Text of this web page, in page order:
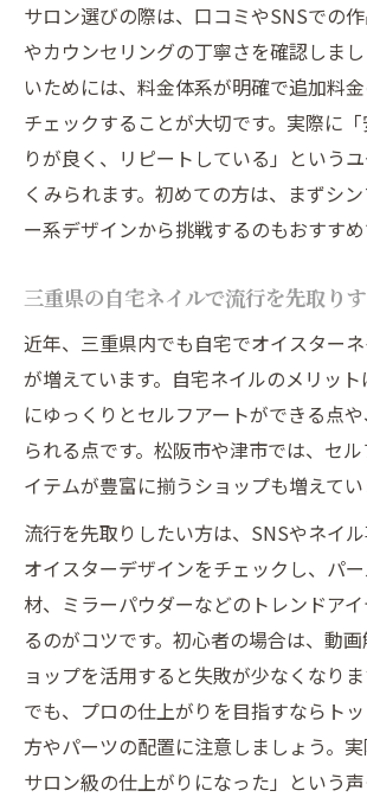
サロン選びの際は、口コミやSNSでの
やカウンセリングの丁寧さを確認しま
いためには、料金体系が明確で追加料
チェックすることが大切です。実際に
りが良く、リピートしている」という
くみられます。初めての方は、まずシ
ー系デザインから挑戦するのもおすすめ
三重県の自宅ネイルで流行を先取り
近年、三重県内でも自宅でオイスター
が増えています。自宅ネイルのメリッ
にゆっくりとセルフアートができる点
られる点です。松阪市や津市では、セ
イテムが豊富に揃うショップも増えてい
流行を先取りしたい方は、SNSやネイ
オイスターデザインをチェックし、パ
材、ミラーパウダーなどのトレンドア
るのがコツです。初心者の場合は、動
ョップを活用すると失敗が少なくなり
でも、プロの仕上がりを目指すならト
方やパーツの配置に注意しましょう。
サロン級の仕上がりになった」という